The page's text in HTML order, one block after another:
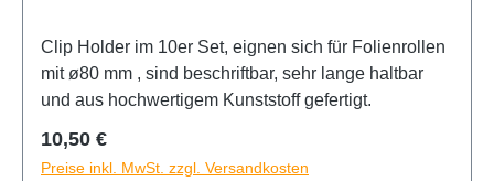
Clip Holder im 10er Set, eignen sich für Folienrollen
mit ø80 mm , sind beschriftbar, sehr lange haltbar
und aus hochwertigem Kunststoff gefertigt.
Regulärer Preis:
10,50 €
Preise inkl. MwSt. zzgl. Versandkosten